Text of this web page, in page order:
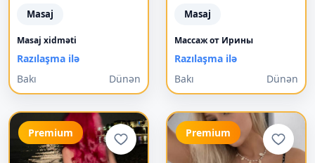
Masaj
Masaj xidməti
Razılaşma ilə
Bakı
Dünən
Masaj
Mассаж от Ирины
Razılaşma ilə
Bakı
Dünən
Premium Premium